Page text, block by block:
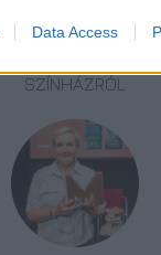
Data Access
SZÍNHÁZRÓL